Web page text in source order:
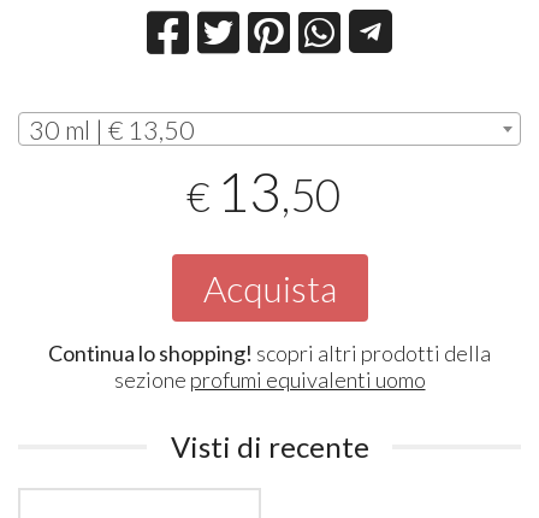
30 ml | € 13,50
€ 13,50
Acquista
Continua lo shopping! scopri altri prodotti della
sezione profumi equivalenti uomo
Visti di recente